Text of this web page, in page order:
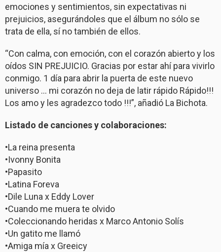
emociones y sentimientos, sin expectativas ni
prejuicios, asegurándoles que el álbum no sólo se
trata de ella, sí no también de ellos.
“Con calma, con emoción, con el corazón abierto y los
oídos SIN PREJUICIO. Gracias por estar ahí para vivirlo
conmigo. 1 día para abrir la puerta de este nuevo
universo … mi corazón no deja de latir rápido Rápido!!!
Los amo y les agradezco todo !!!”, añadió La Bichota.
Listado de canciones y colaboraciones:
•La reina presenta
•Ivonny Bonita
•Papasito
•Latina Foreva
•Dile Luna x Eddy Lover
•Cuando me muera te olvido
•Coleccionando heridas x Marco Antonio Solís
•Un gatito me llamó
•Amiga mía x Greeicy